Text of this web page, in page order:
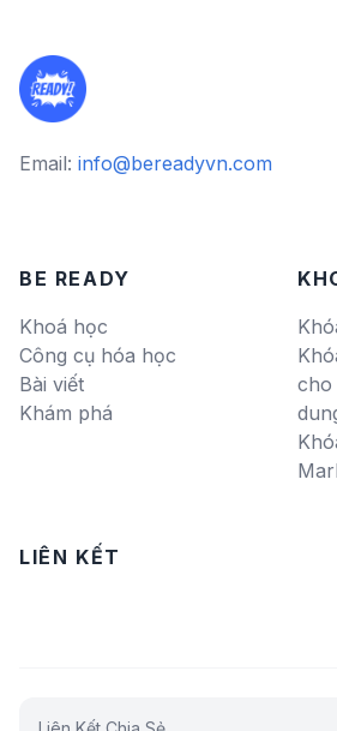
Email: info@bereadyvn.com
BE READY
Khoá học
Công cụ hóa học
Bài viết
Khám phá
cho
LIÊN KẾT